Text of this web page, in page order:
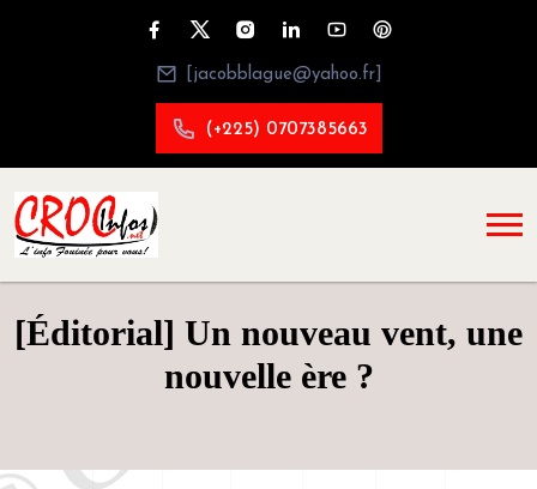
[jacobblague@yahoo.fr]
(+225) 0707385663
[Éditorial] Un nouveau vent, une
nouvelle ère ?